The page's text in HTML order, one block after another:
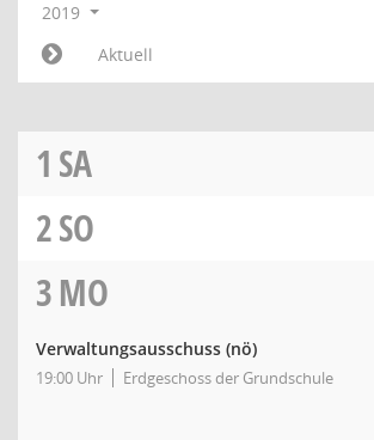
2019
Aktuell
1 SA
2SO
3MO
Verwaltungsausschuss (nö)
19:00 Uhr Erdgeschoss der Grundschule